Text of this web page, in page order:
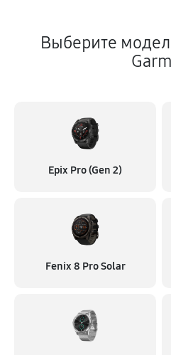
Выберите
Epix Pro (Gen 2)
Fenix 8 Pro Solar